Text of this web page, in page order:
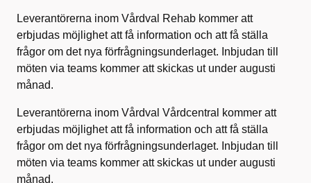
Leverantörerna inom Vårdval Rehab kommer att
erbjudas möjlighet att få information och att få ställa
frågor om det nya förfrågningsunderlaget. Inbjudan till
möten via teams kommer att skickas ut under augusti
månad.
Leverantörerna inom Vårdval Vårdcentral kommer att
erbjudas möjlighet att få information och att få ställa
frågor om det nya förfrågningsunderlaget. Inbjudan till
möten via teams kommer att skickas ut under augusti
månad.